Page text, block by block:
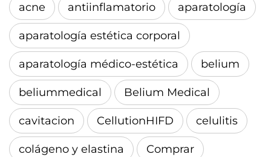
acne antiinflamatorio aparatología
aparatología estética corporal
aparatología médico-estética belium
beliummedical Belium Medical
cavitacion CellutionHIFD celulitis
colágeno y elastina Comprar